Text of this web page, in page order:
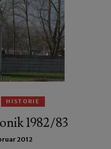
HISTORIE
1982/83
2012